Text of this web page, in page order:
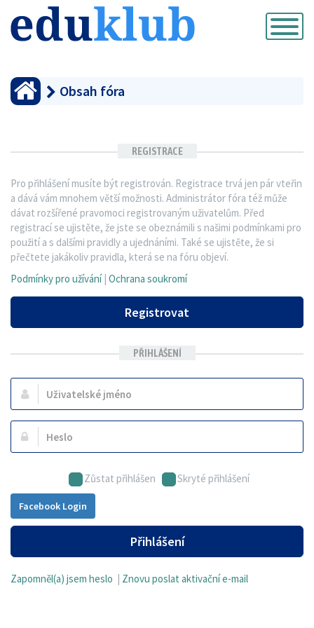
Přepnout
navigaci
Obsah fóra
REGISTRACE
Pro přihlášení musíte být registrován. Registrace trvá jen pár vteřin
a dává vám mnohem větší možnosti. Administrátor fóra též může
dávat rozšířené pravomoci registrovaným uživatelům. Před
registrací se ujistěte, že jste se obeznámili s našimi podmínkami pro
použití a s dalšími pravidly a ujednáními. Také se ujistěte, že si
přečtete jakákoliv pravidla, která se na fóru objeví.
Podmínky pro užívání| Ochrana soukromí
Registrovat
PŘIHLÁŠENÍ
Uživatelské
jméno:
Heslo:
Zůstat přihlášen Skryté přihlášení
Facebook Login
Přihlášení
Zapomněl(a) jsem heslo Znovu poslat aktivační e-mail